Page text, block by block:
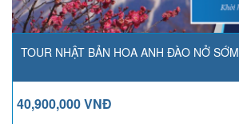
TOUR NHẬT BẢN HOA ANH ĐÀO NỞ SỚM
40,900,000 VNĐ